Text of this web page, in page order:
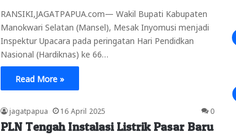
RANSIKI,JAGATPAPUA.com— Wakil Bupati Kabupaten
Manokwari Selatan (Mansel), Mesak Inyomusi menjadi
Inspektur Upacara pada peringatan Hari Pendidkan
Nasional (Hardiknas) ke 66…
Read More »
jagatpapua 16 April 2025 0
PLN Tengah Instalasi Listrik Pasar Baru